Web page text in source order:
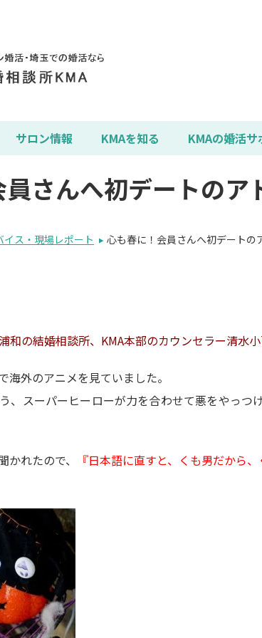
サロン情報 KMAを知る KMAの婚活サ
さんへ初デートのア
ス・現場レポート 心も春に！会員さんへ初デートの
和の結婚相談所、KMA本部のカウンセラー清水小
外のアニメを見ていました。
、スーパーヒーローが力を合わせて悪をやっつ
かれたので、
『日本語に直すと、くも男だから、